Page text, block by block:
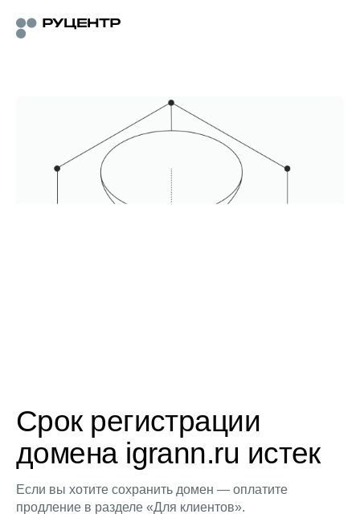
Срок регистрации
домена igrann.ru истек
Если вы хотите сохранить домен — оплатите
продление в разделе «Для клиентов».